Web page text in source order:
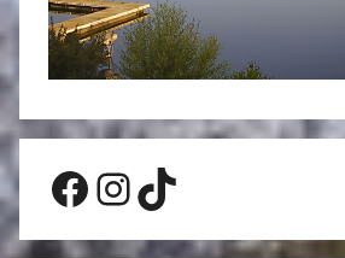
Facebook
Instagram
TikTok